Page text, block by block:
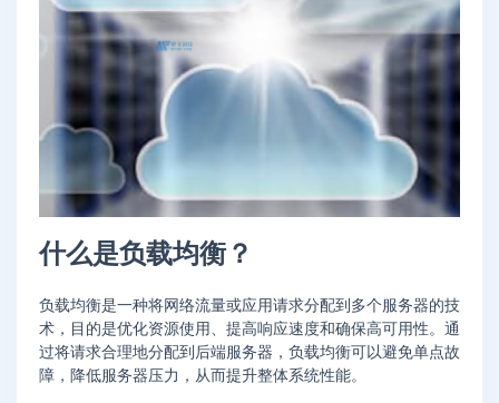
什么是负载均衡？
负载均衡是一种将网络流量或应用请求分配到多个服务器的技
术，目的是优化资源使用、提高响应速度和确保高可用性。通
过将请求合理地分配到后端服务器，负载均衡可以避免单点故
障，降低服务器压力，从而提升整体系统性能。